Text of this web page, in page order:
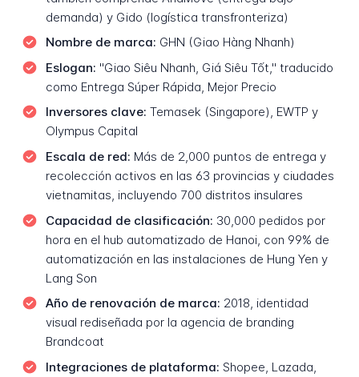
demanda) y Gido (logística transfronteriza)
Nombre de marca: GHN (Giao Hàng Nhanh)
Eslogan: "Giao Siêu Nhanh, Giá Siêu Tốt," traducido
como Entrega Súper Rápida, Mejor Precio
Inversores clave: Temasek (Singapore), EWTP y
Olympus Capital
Escala de red: Más de 2,000 puntos de entrega y
recolección activos en las 63 provincias y ciudades
vietnamitas, incluyendo 700 distritos insulares
Capacidad de clasificación: 30,000 pedidos por
hora en el hub automatizado de Hanoi, con 99% de
automatización en las instalaciones de Hung Yen y
Lang Son
Año de renovación de marca: 2018, identidad
visual rediseñada por la agencia de branding
Brandcoat
Integraciones de plataforma: Shopee, Lazada,